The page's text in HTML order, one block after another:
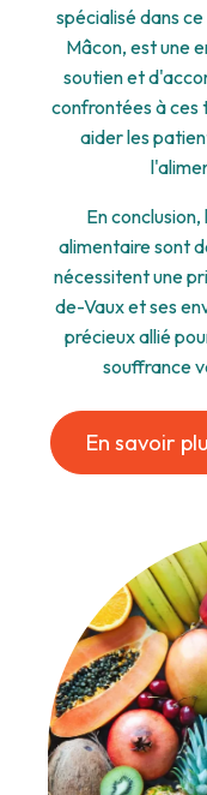
spécialisé dans
Mâcon, est une
soutien et
confrontées à ces
aider les
En
alimentaire sont
nécessitent une
de-Vaux et ses
précieux allié
souffrance
En savoir